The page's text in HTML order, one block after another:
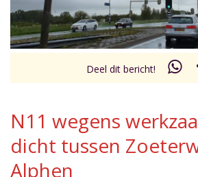
Deel dit bericht!
N11 wegens
dicht tussen
Alphen